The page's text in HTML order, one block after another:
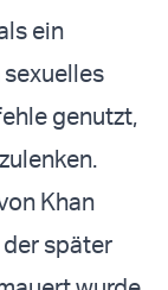
ein
genutzt,
Khan
später